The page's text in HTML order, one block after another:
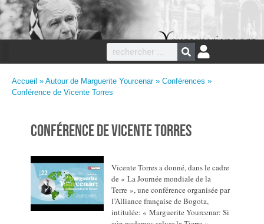
Accueil » Autour de Marguerite Yourcenar» Conférences »
Conférence de Vicente Torres
Conférence de Vicente Torres
Vicente Torres a donné, dans le cadre
de « La Journée mondiale de la
Terre », une conférence organisée par
l’Alliance française de Bogota,
intitulée: « Marguerite Yourcenar: Si